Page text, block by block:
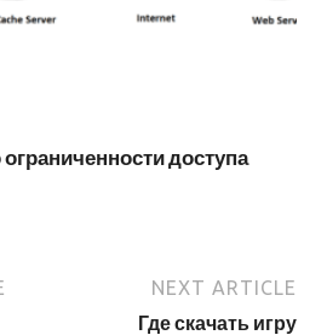
доступа
NEXT ARTICLE
Где скачать игру